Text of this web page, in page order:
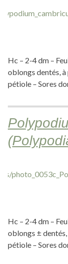
Hc – 2-4 dm –
oblongs dentés,
pétiole – Sores
Hc – 2-4 dm –
oblongs ±
pétiole – Sores